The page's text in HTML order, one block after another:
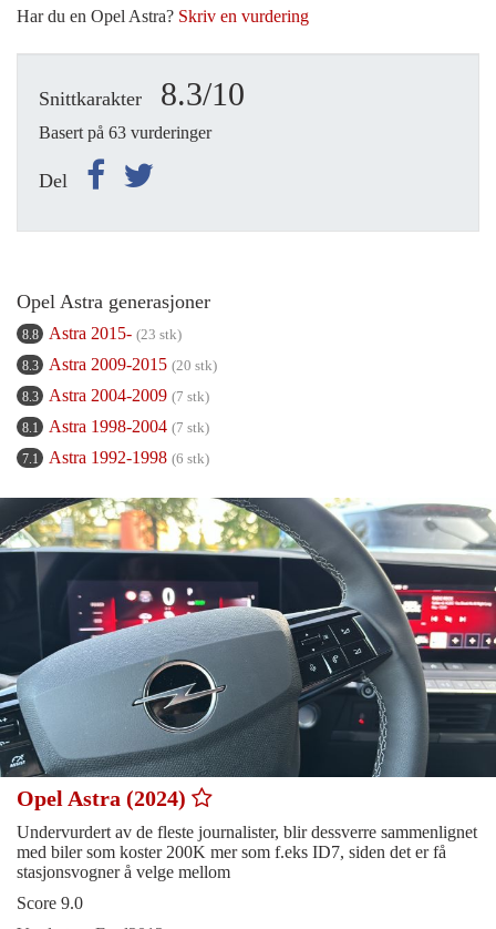
Har du en Opel Astra? Skriv en vurdering
Snittkarakter 8.3/10
Basert på 63 vurderinger
Del
Opel Astra generasjoner
8.8 Astra 2015- (23 stk)
8.3 Astra 2009-2015 (20 stk)
8.3 Astra 2004-2009 (7 stk)
8.1 Astra 1998-2004 (7 stk)
7.1 Astra 1992-1998 (6 stk)
Opel Astra (2024)
Undervurdert av de fleste journalister, blir dessverre sammenlignet
med biler som koster 200K mer som f.eks ID7, siden det er få
stasjonsvogner å velge mellom
Score 9.0